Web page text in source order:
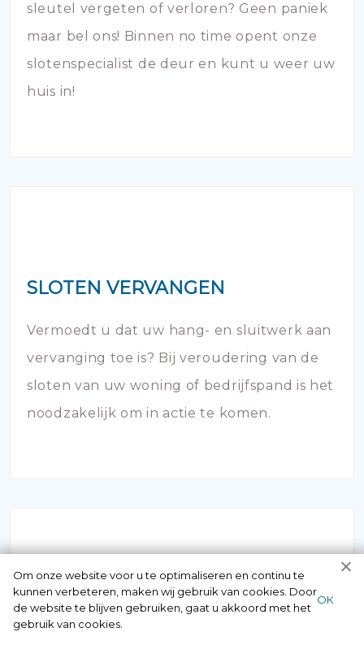
sleutel vergeten of verloren? Geen paniek
maar bel ons! Binnen no time opent onze
slotenspecialist de deur en kunt u weer uw
huis in!
SLOTEN VERVANGEN
Vermoedt u dat uw hang- en sluitwerk aan
vervanging toe is? Bij veroudering van de
sloten van uw woning of bedrijfspand is het
noodzakelijk om in actie te komen.
INBRAAKSCHADE
Om onze website voor u te optimaliseren en continu te
kunnen verbeteren, maken wij gebruik van cookies. Door
de website te blijven gebruiken, gaat u akkoord met het
gebruik van cookies.
ОК